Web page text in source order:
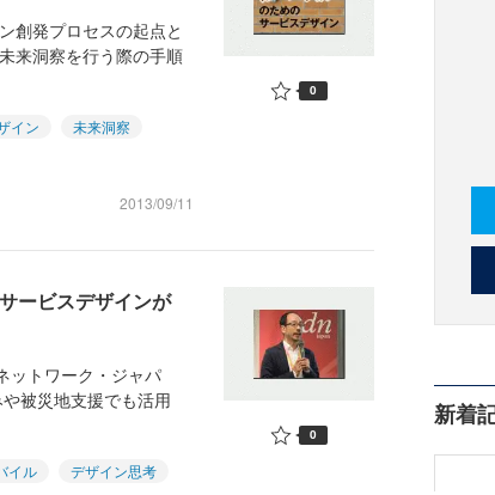
創発プロセスの起点と
来洞察を行う際の手順
イン
未来洞察
2013/09/11
0
ービスデザインが
ットワーク・ジャパ
被災地支援でも活用
イル
デザイン思考
0
新着